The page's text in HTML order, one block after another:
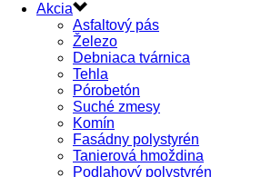
Akcia
Asfaltový pás
Železo
Debniaca tvárnica
Tehla
Pórobetón
Suché zmesy
Komín
Fasádny polystyrén
Tanierová hmoždina
Podlahový polystyrén